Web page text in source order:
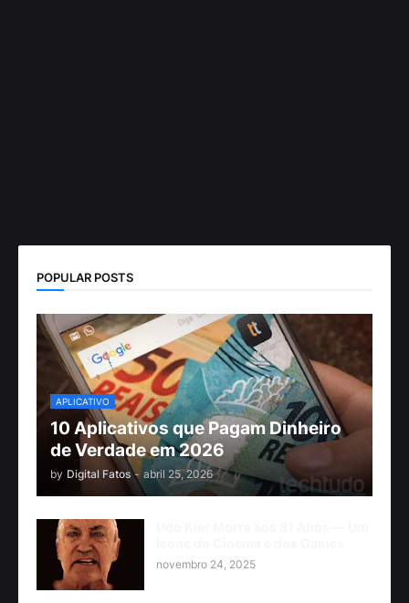
POPULAR POSTS
APLICATIVO
10 Aplicativos que Pagam Dinheiro
de Verdade em 2026
by Digital Fatos - abril 25, 2026
novembro 24, 2025